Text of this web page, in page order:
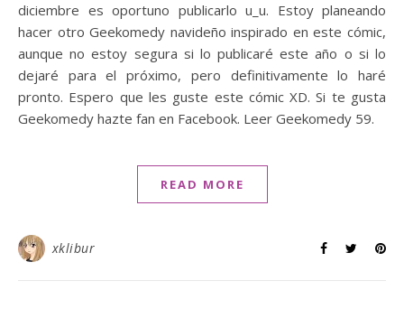
diciembre es oportuno publicarlo u_u. Estoy planeando
hacer otro Geekomedy navideño inspirado en este cómic,
aunque no estoy segura si lo publicaré este año o si lo
dejaré para el próximo, pero definitivamente lo haré
pronto. Espero que les guste este cómic XD. Si te gusta
Geekomedy hazte fan en Facebook. Leer Geekomedy 59.
READ MORE
xklibur